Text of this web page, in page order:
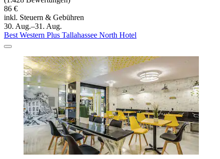
86 €
inkl. Steuern & Gebühren
30. Aug.–31. Aug.
Best Western Plus Tallahassee North Hotel